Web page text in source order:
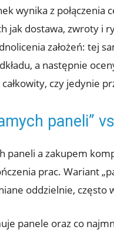
wynika z
jak dostawa, zwroty i
założeń: tej
a następnie
czy jedynie
paneli”
paneli a zakupem
prac. Wariant
oddzielnie,
panele oraz co